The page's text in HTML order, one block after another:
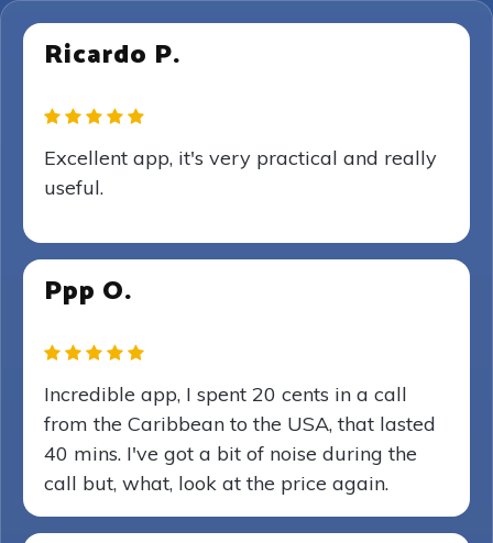
Ricardo P.
Excellent app, it's very practical and really
useful.
Ppp O.
Incredible app, I spent 20 cents in a call
from the Caribbean to the USA, that lasted
40 mins. I've got a bit of noise during the
call but, what, look at the price again.